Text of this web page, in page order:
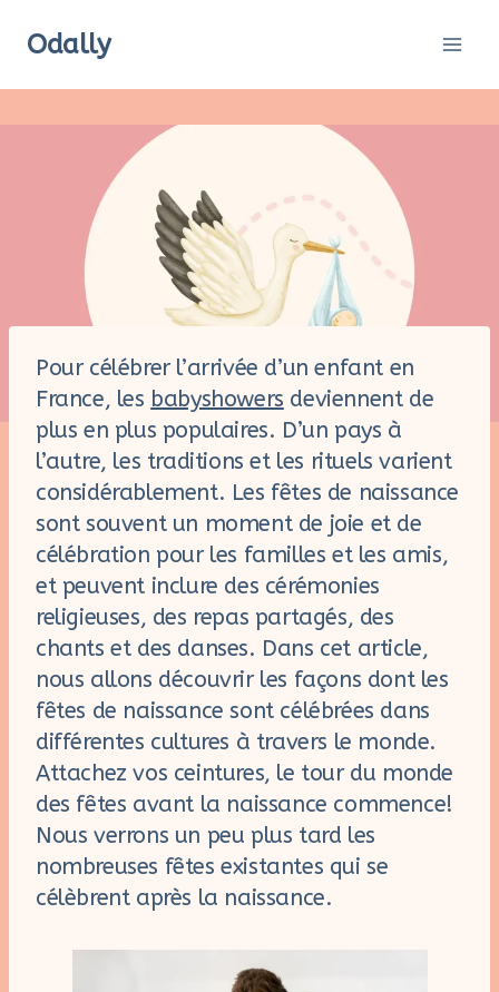
Odally
Pour célébrer l’arrivée d’un enfant en
France, les babyshowers deviennent de
plus en plus populaires. D’un pays à
l’autre, les traditions et les rituels varient
considérablement. Les fêtes de naissance
sont souvent un moment de joie et de
célébration pour les familles et les amis,
et peuvent inclure des cérémonies
religieuses, des repas partagés, des
chants et des danses. Dans cet article,
nous allons découvrir les façons dont les
fêtes de naissance sont célébrées dans
différentes cultures à travers le monde.
Attachez vos ceintures, le tour du monde
des fêtes avant la naissance commence!
Nous verrons un peu plus tard les
nombreuses fêtes existantes qui se
célèbrent après la naissance.